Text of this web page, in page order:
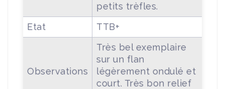
petits trèfles.
Etat
TTB+
Observations
Très bel exemplaire
sur un flan
légèrement ondulé et
court. Très bon relief